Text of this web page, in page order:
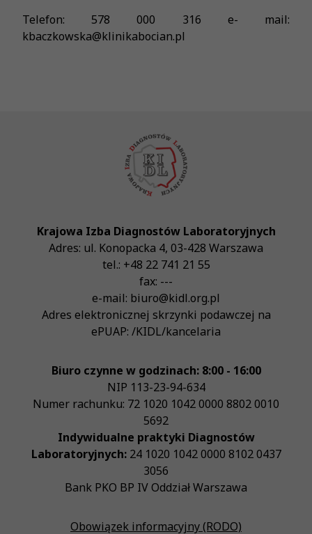
Telefon: 578 000 316 e- mail:
kbaczkowska@klinikabocian.pl
Krajowa Izba Diagnostów Laboratoryjnych
Adres: ul. Konopacka 4, 03-428 Warszawa
tel.: +48 22 741 21 55
fax: ---
e-mail: biuro@kidl.org.pl
Adres elektronicznej skrzynki podawczej na
ePUAP: /KIDL/kancelaria
Biuro czynne w godzinach: 8:00 - 16:00
NIP 113-23-94-634
Numer rachunku: 72 1020 1042 0000 8802 0010
5692
Indywidualne praktyki Diagnostów
Laboratoryjnych:24 1020 1042 0000 8102 0437
3056
Bank PKO BP IV Oddział Warszawa
Obowiązek informacyjny (RODO)